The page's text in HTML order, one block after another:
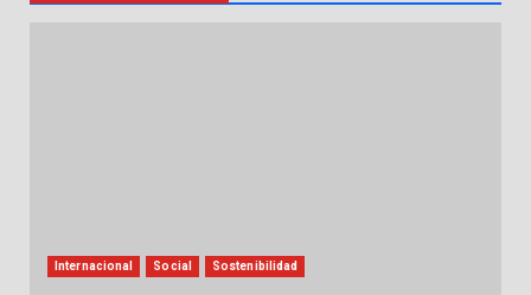
Internacional Social Sostenibilidad